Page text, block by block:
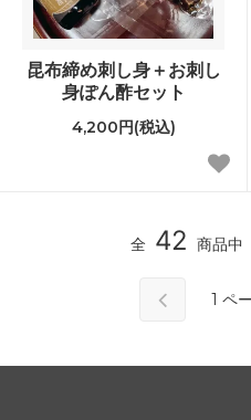
昆布締め刺し身＋お刺し
身ぽん酢セット
4,200円(税込)
全 42 商品中
1 ペ